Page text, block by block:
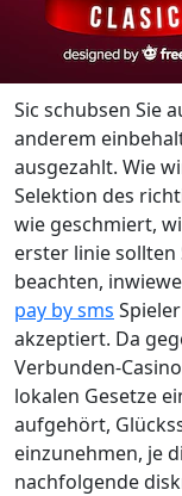
Sic schubsen Sie
anderem
ausgezahlt. Wie
Selektion des
wie geschmiert,
erster linie
beachten,
pay by sms
akzeptiert. Da
Verbunden-
lokalen Gesetze
aufgehört,
einzunehmen, je
nachfolgende